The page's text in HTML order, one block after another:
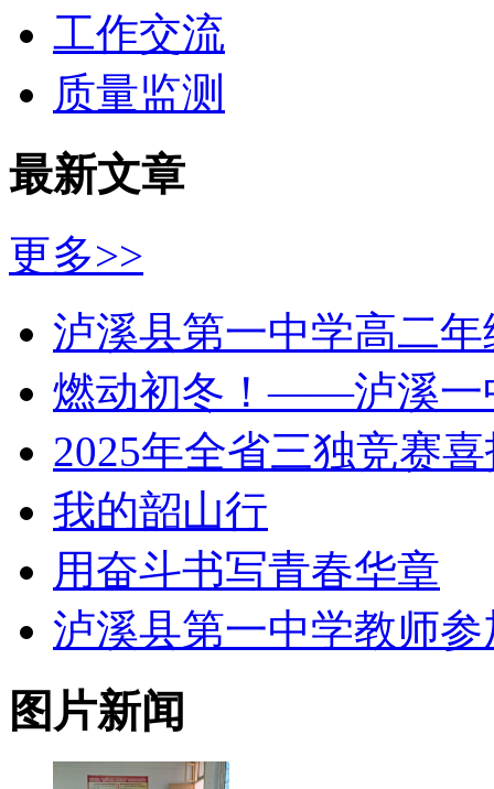
工作交流
质量监测
最新文章
更多>>
泸溪县第一中学高二
燃动初冬！——泸溪
2025年全省三独竞赛
我的韶山行
用奋斗书写青春华章
泸溪县第一中学教师
图片新闻